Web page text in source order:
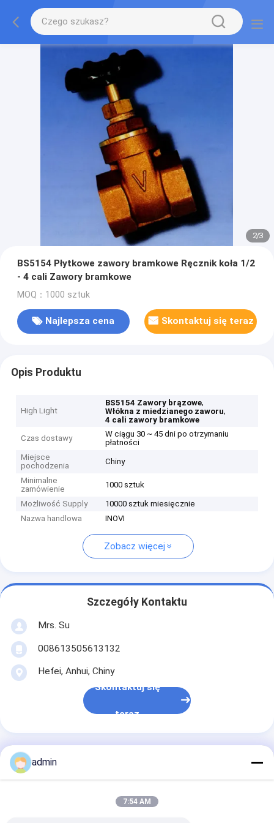
2/3
BS5154 Płytkowe zawory bramkowe Ręcznik koła 1/2
- 4 cali Zawory bramkowe
MOQ：1000 sztuk
Najlepsza cena Skontaktuj się teraz
Opis Produktu
High Light
BS5154 Zawory brązowe,
Włókna z miedzianego zaworu,
4 cali zawory bramkowe
Czas dostawy
W ciągu 30 ~ 45 dni po otrzymaniu
płatności
Miejsce
pochodzenia
Chiny
Minimalne
zamówienie
1000 sztuk
Możliwość Supply
10000 sztuk miesięcznie
Nazwa handlowa
INOVI
Zobacz więcej
Szczegóły Kontaktu
Mrs. Su
008613505613132
Hefei, Anhui, Chiny
Skontaktuj się
teraz
BS5154 Płytkowe zawory
admin
7:54 AM